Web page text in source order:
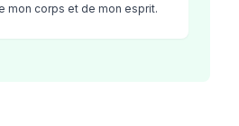
mon corps et de mon esprit.